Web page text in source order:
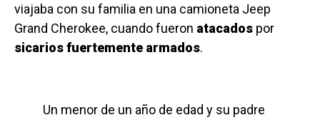
viajaba con su familia en una camioneta Jeep
Grand Cherokee, cuando fueron atacados por
sicariosfuertemente armados.
Un menor de un año de edad y su padre